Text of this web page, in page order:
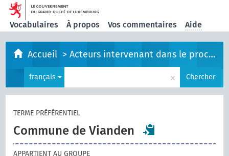
Vocabulaires À propos Vos commentaires Aide
Accueil >Acteurs intervenant dans le processus législatif
français × Chercher
TERME PRÉFÉRENTIEL
Commune de Vianden
APPARTIENT AU GROUPE